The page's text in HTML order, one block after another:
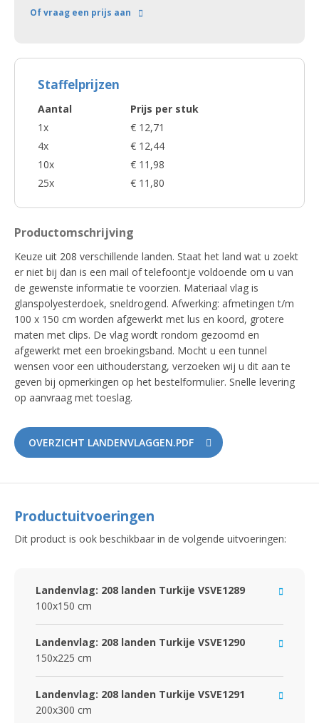
Of vraag een prijs aan
Staffelprijzen
Aantal
Prijs per stuk
1x
€ 12,71
4x
€ 12,44
10x
€ 11,98
25x
€ 11,80
Productomschrijving
Keuze uit 208 verschillende landen. Staat het land wat u zoekt
er niet bij dan is een mail of telefoontje voldoende om u van
de gewenste informatie te voorzien. Materiaal vlag is
glanspolyesterdoek, sneldrogend. Afwerking: afmetingen t/m
100 x 150 cm worden afgewerkt met lus en koord, grotere
maten met clips. De vlag wordt rondom gezoomd en
afgewerkt met een broekingsband. Mocht u een tunnel
wensen voor een uithouderstang, verzoeken wij u dit aan te
geven bij opmerkingen op het bestelformulier. Snelle levering
op aanvraag met toeslag.
OVERZICHT LANDENVLAGGEN.PDF
Productuitvoeringen
Dit product is ook beschikbaar in de volgende uitvoeringen:
Landenvlag: 208 landen Turkije VSVE1289
100x150 cm
Landenvlag: 208 landen Turkije VSVE1290
150x225 cm
Landenvlag: 208 landen Turkije VSVE1291
200x300 cm